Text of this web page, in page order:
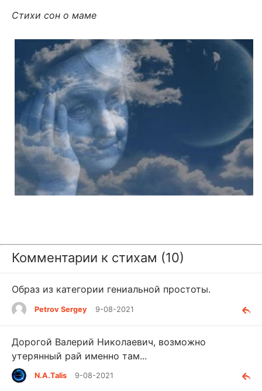
Стихи сон о маме
Комментарии к стихам (10)
Образ из категории гениальной простоты.
Petrov Sergey 9-08-2021
Дорогой Валерий Николаевич, возможно
утерянный рай именно там...
N.A.Talis 9-08-2021